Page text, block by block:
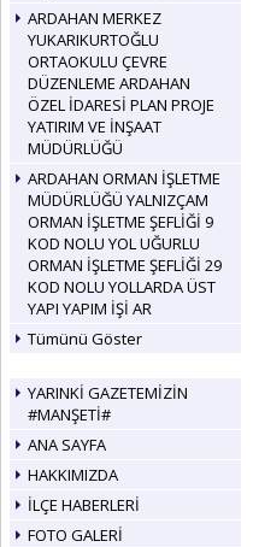
ARDAHAN MERKEZ
YUKARIKURTOĞLU
ORTAOKULU ÇEVRE
DÜZENLEME ARDAHAN
ÖZEL İDARESİ PLAN PROJE
YATIRIM VE İNŞAAT
MÜDÜRLÜĞÜ
ARDAHAN ORMAN İŞLETME
MÜDÜRLÜĞÜ YALNIZÇAM
ORMAN İŞLETME ŞEFLİĞİ 9
KOD NOLU YOL UĞURLU
ORMAN İŞLETME ŞEFLİĞİ 29
KOD NOLU YOLLARDA ÜST
YAPI YAPIM İŞİ AR
Tümünü Göster
YARINKİ GAZETEMİZİN
#MANŞETİ#
ANA SAYFA
HAKKIMIZDA
İLÇE HABERLERİ
FOTO GALERİ